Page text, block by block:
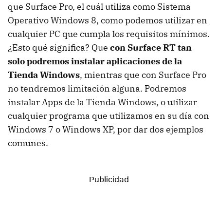
que Surface Pro, el cuál utiliza como Sistema
Operativo Windows 8, como podemos utilizar en
cualquier PC que cumpla los requisitos mínimos.
¿Esto qué significa? Que con Surface RT tan
solo podremos instalar aplicaciones de la
Tienda Windows, mientras que con Surface Pro
no tendremos limitación alguna. Podremos
instalar Apps de la Tienda Windows, o utilizar
cualquier programa que utilizamos en su día con
Windows 7 o Windows XP, por dar dos ejemplos
comunes.